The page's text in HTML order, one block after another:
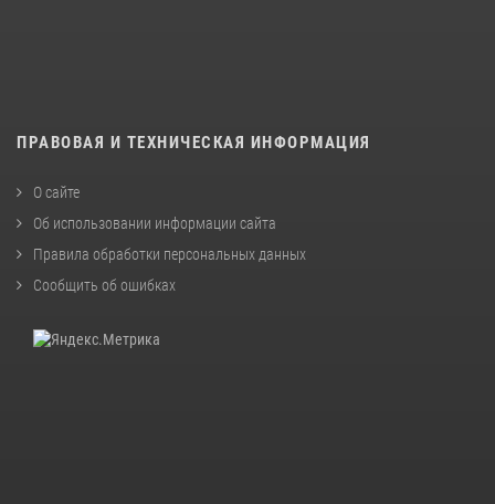
ПРАВОВАЯ И ТЕХНИЧЕСКАЯ ИНФОРМАЦИЯ
О сайте
Об использовании информации сайта
Правила обработки персональных данных
Сообщить об ошибках